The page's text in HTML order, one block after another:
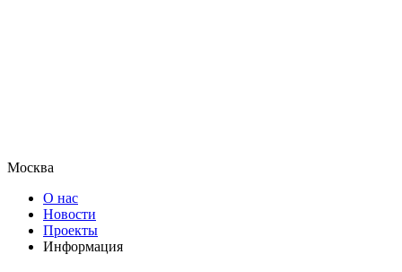
Москва
О нас
Новости
Проекты
Информация